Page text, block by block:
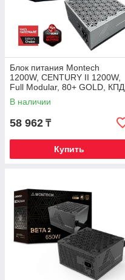
Блок питания Montech
1200W, CENTURY II 1200W,
Full Modular, 80+ GOLD, КПД
90%, Fan 135mm, Серебро
В наличии
58 962 ₸
Купить